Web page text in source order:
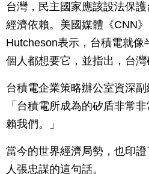
台灣，民主國家應該設法保
經濟依賴。美國媒體《CNN
Hutcheson表示，台積電就
個人都想要它，並指出，台灣
台積電企業策略辦公室資深副
「台積電所成為的矽盾非常
賴我們。」
當今的世界經濟局勢，也印
人張忠謀的這句話。